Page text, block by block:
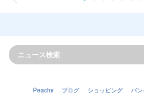
Peachy ブログ ショッピング バン